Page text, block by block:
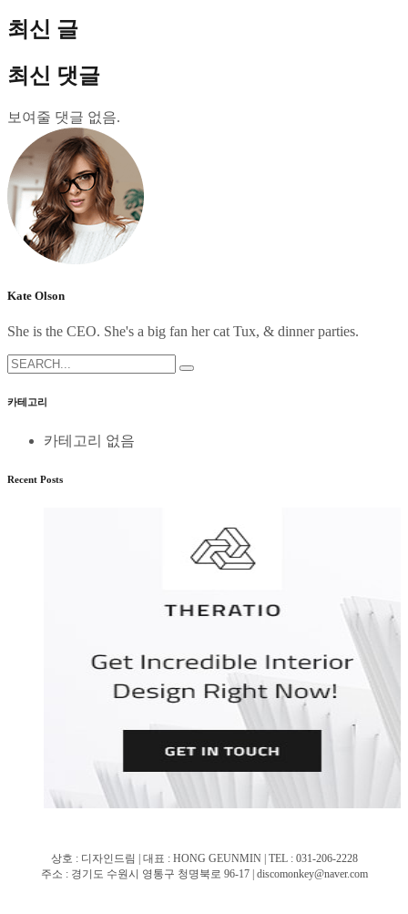
최신 글
최신 댓글
보여줄 댓글 없음.
Kate Olson
She is the CEO. She's a big fan her cat Tux, & dinner parties.
Search
for:
카테고리
카테고리 없음
Recent Posts
상호 : 디자인드림 | 대표 : HONG GEUNMIN | TEL : 031-206-2228
주소 : 경기도 수원시 영통구 청명북로 96-17 | discomonkey@naver.com